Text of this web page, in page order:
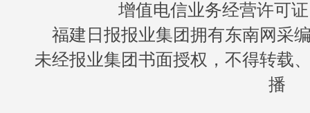
增值电信业务经营许可
福建日报报业集团拥有东南网采
未经报业集团书面授权，不得转载
播